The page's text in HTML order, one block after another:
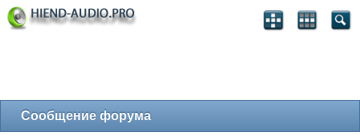
Сообщение форума